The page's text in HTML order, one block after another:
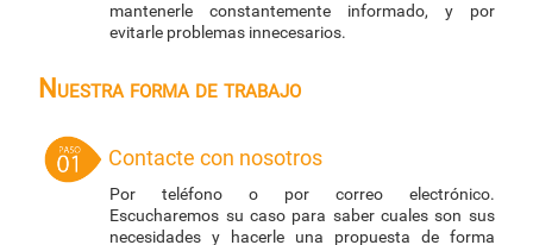
mantenerle constantemente informado, y por
evitarle problemas innecesarios.
Nuestra forma de trabajo
Contacte con nosotros
Por teléfono o por correo electrónico.
Escucharemos su caso para saber cuales son sus
necesidades y hacerle una propuesta de forma